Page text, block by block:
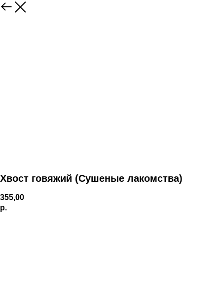
Хвост говяжий (Сушеные лакомства)
355,00
р.